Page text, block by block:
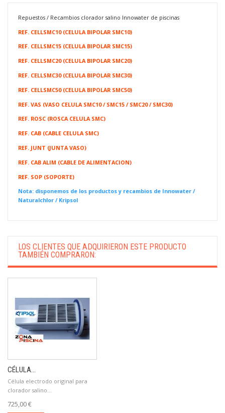
Repuestos / Recambios clorador salino Innowater de piscinas
REF. CELLSMC10 (CELULA BIPOLAR SMC10)
REF. CELLSMC15 (CELULA BIPOLAR SMC15)
REF. CELLSMC20 (CELULA BIPOLAR SMC20)
REF. CELLSMC30 (CELULA BIPOLAR SMC30)
REF. CELLSMC50 (CELULA BIPOLAR SMC50)
REF. VAS (VASO CELULA SMC10 / SMC15 / SMC20 / SMC30)
REF. ROSC (ROSCA CELULA SMC)
REF. CAB (CABLE CELULA SMC)
REF. JUNT (JUNTA VASO)
REF. CAB ALIM (CABLE DE ALIMENTACION)
REF. SOP (SOPORTE)
Nota: disponemos de los productos y recambios de Innowater /
Naturalchlor / Kripsol
LOS CLIENTES QUE ADQUIRIERON ESTE PRODUCTO
TAMBIÉN COMPRARON:
CÉLULA...
Célula electrodo original para
clorador salino...
725,00 €